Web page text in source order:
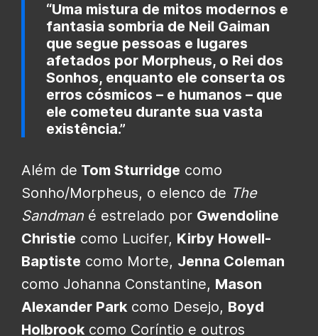
“Uma mistura de mitos modernos e
fantasia sombria de Neil Gaiman
que segue pessoas e lugares
afetados por Morpheus, o Rei dos
Sonhos, enquanto ele conserta os
erros cósmicos – e humanos – que
ele cometeu durante sua vasta
existência.”
Além de Tom Sturridge como
Sonho/Morpheus, o elenco de The
Sandman é estrelado por Gwendoline
Christie como Lucifer, Kirby Howell-
Baptiste como Morte, Jenna Coleman
como Johanna Constantine, Mason
Alexander Park como Desejo, Boyd
Holbrook como Coríntio e outros